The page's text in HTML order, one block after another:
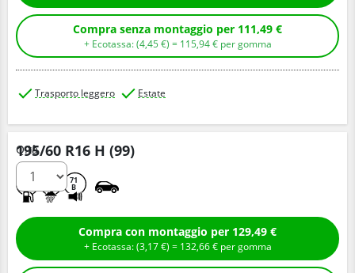
Compra senza montaggio per 111,49 €
+ Ecotassa: (4,45€ ) = 115,94€ per gomma
Trasporto leggero Estate
195/60 R16 H (99)
71
B
Q.tà
Compra con montaggio per 129,49 €
+ Ecotassa: (3,17€ ) = 132,66€ per gomma